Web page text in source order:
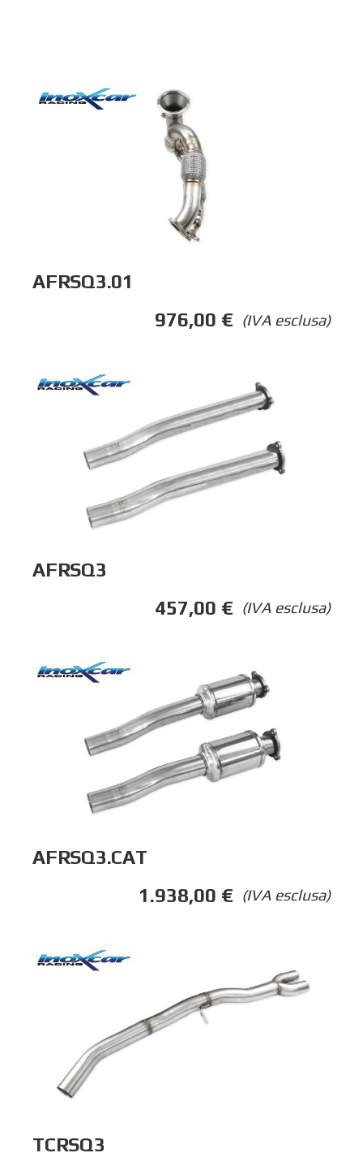
AFRSQ3.01
(IVA esclusa)
976,00 €
AFRSQ3
(IVA esclusa)
457,00 €
AFRSQ3.CAT
(IVA esclusa)
1.938,00 €
TCRSQ3